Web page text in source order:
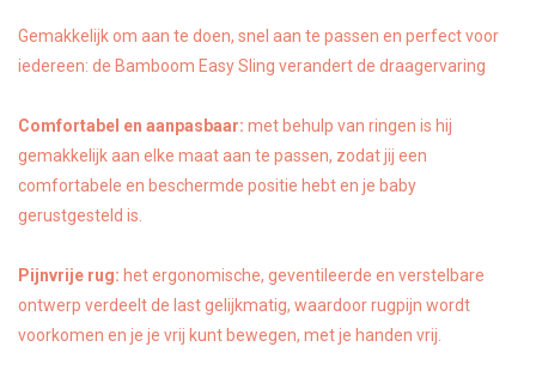
Gemakkelijk om aan te doen, snel aan te passen en perfect voor
iedereen: de Bamboom Easy Sling verandert de draagervaring
Comfortabel en aanpasbaar: met behulp van ringen is hij
gemakkelijk aan elke maat aan te passen, zodat jij een
comfortabele en beschermde positie hebt en je baby
gerustgesteld is.
Pijnvrije rug: het ergonomische, geventileerde en verstelbare
ontwerp verdeelt de last gelijkmatig, waardoor rugpijn wordt
voorkomen en je je vrij kunt bewegen, met je handen vrij.